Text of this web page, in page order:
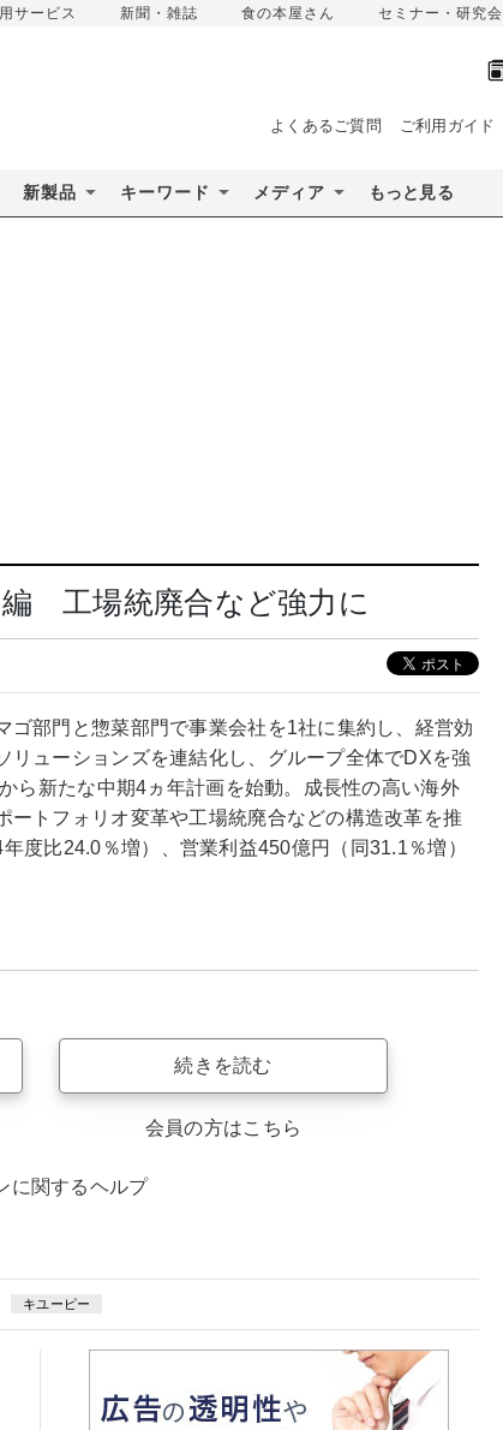
サービス 新聞・雑誌 食の本屋さん セミナー・研究会
よくあるご質問 ご利用ガイド
新製品 キーワード メディア もっと見る
工場統廃合など強力に
部門と惣菜部門で事業会社を1社に集約し、経営効
ューションズを連結化し、グループ全体でDXを強
ら新たな中期4ヵ年計画を始動。成長性の高い海外
トフォリオ変革や工場統廃合などの構造改革を推
度比24.0％増）、営業利益450億円（同31.1％増）
続きを読む
会員の方はこちら
に関するヘルプ
キユーピー